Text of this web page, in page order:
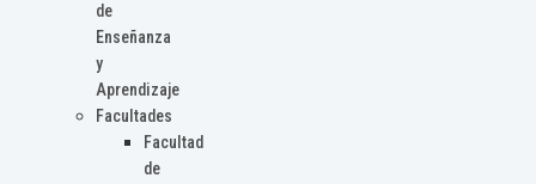
de
Enseñanza
y
Aprendizaje
Facultades
Facultad
de